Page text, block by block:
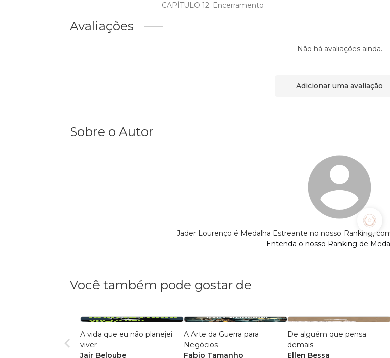
CAPÍTULO 12: Encerramento
Avaliações
Não há avaliações ainda.
Adicionar uma avaliação
Sobre o Autor
Jader Lourenço é Medalha Estreante no nosso Ranking,
Entenda o nosso Ranking de
Você também pode gostar de
A vida que eu não planejei
viver
Jair Beloube
A Arte da Guerra para
Negócios
Fabio Tamanho
De alguém que pensa
demais
Ellen Bessa